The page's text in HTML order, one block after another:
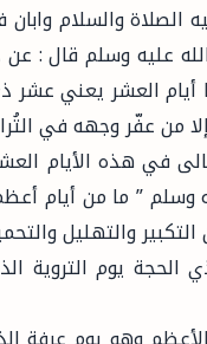
الصلاة والسلام
عليه وسلم قال : عن
أيام العشر يعني
من عفّر وجهه في
في هذه الأيام
وسلم ” ما من أيام
والتهليل
الحجة يوم التروية